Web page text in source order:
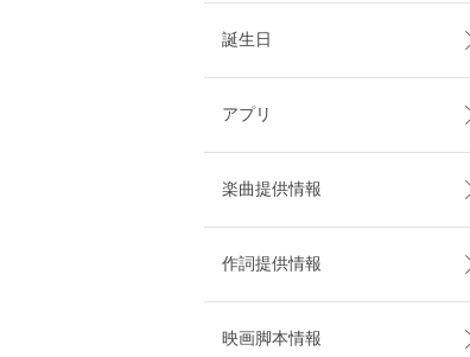
誕生日
アプリ
楽曲提供情報
作詞提供情報
映画脚本情報